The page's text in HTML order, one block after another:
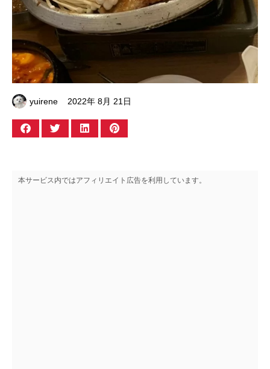
yuirene 2022年 8月 21日
本サービス内ではアフィリエイト広告を利用しています。